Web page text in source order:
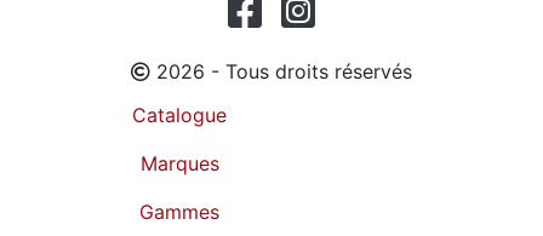
2026 - Tous droits réservés
Catalogue
Marques
Gammes